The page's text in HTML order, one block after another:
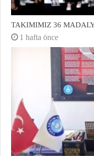
TAKIMIMIZ 36
1 hafta önce